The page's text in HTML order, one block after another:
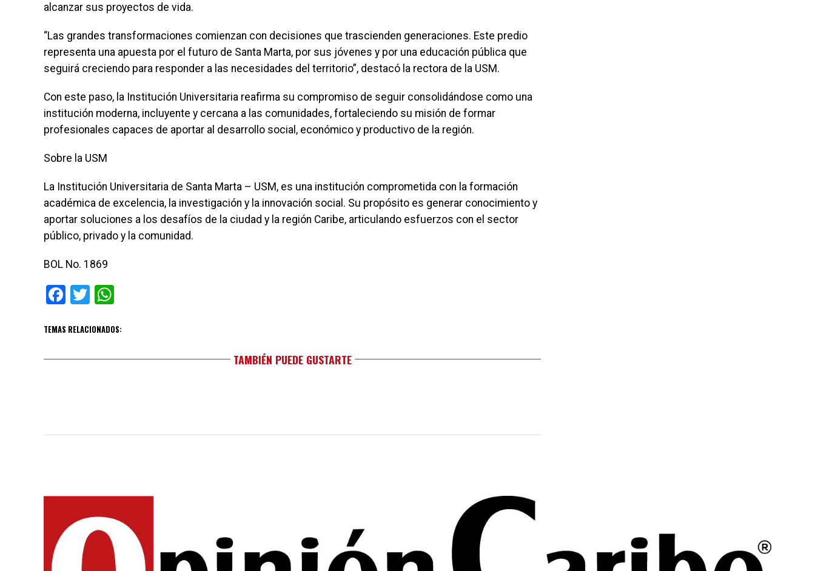
alcanzar sus proyectos de vida.
“Las grandes transformaciones comienzan con decisiones que trascienden generaciones. Este predio
representa una apuesta por el futuro de Santa Marta, por sus jóvenes y por una educación pública que
seguirá creciendo para responder a las necesidades del territorio”, destacó la rectora de la USM.
Con este paso, la Institución Universitaria reafirma su compromiso de seguir consolidándose como una
institución moderna, incluyente y cercana a las comunidades, fortaleciendo su misión de formar
profesionales capaces de aportar al desarrollo social, económico y productivo de la región.
Sobre la USM
La Institución Universitaria de Santa Marta – USM, es una institución comprometida con la formación
académica de excelencia, la investigación y la innovación social. Su propósito es generar conocimiento y
aportar soluciones a los desafíos de la ciudad y la región Caribe, articulando esfuerzos con el sector
público, privado y la comunidad.
BOL No. 1869
Facebook
Twitter
TEMAS RELACIONADOS:
TAMBIÉN PUEDE GUSTARTE